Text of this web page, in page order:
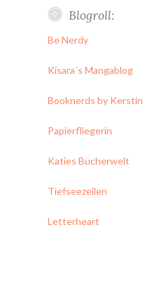
Blogroll:
Be Nerdy
Kisara´s Mangablog
Booknerds by Kerstin
Papierfliegerin
Katies Bücherwelt
Tiefseezeilen
Letterheart